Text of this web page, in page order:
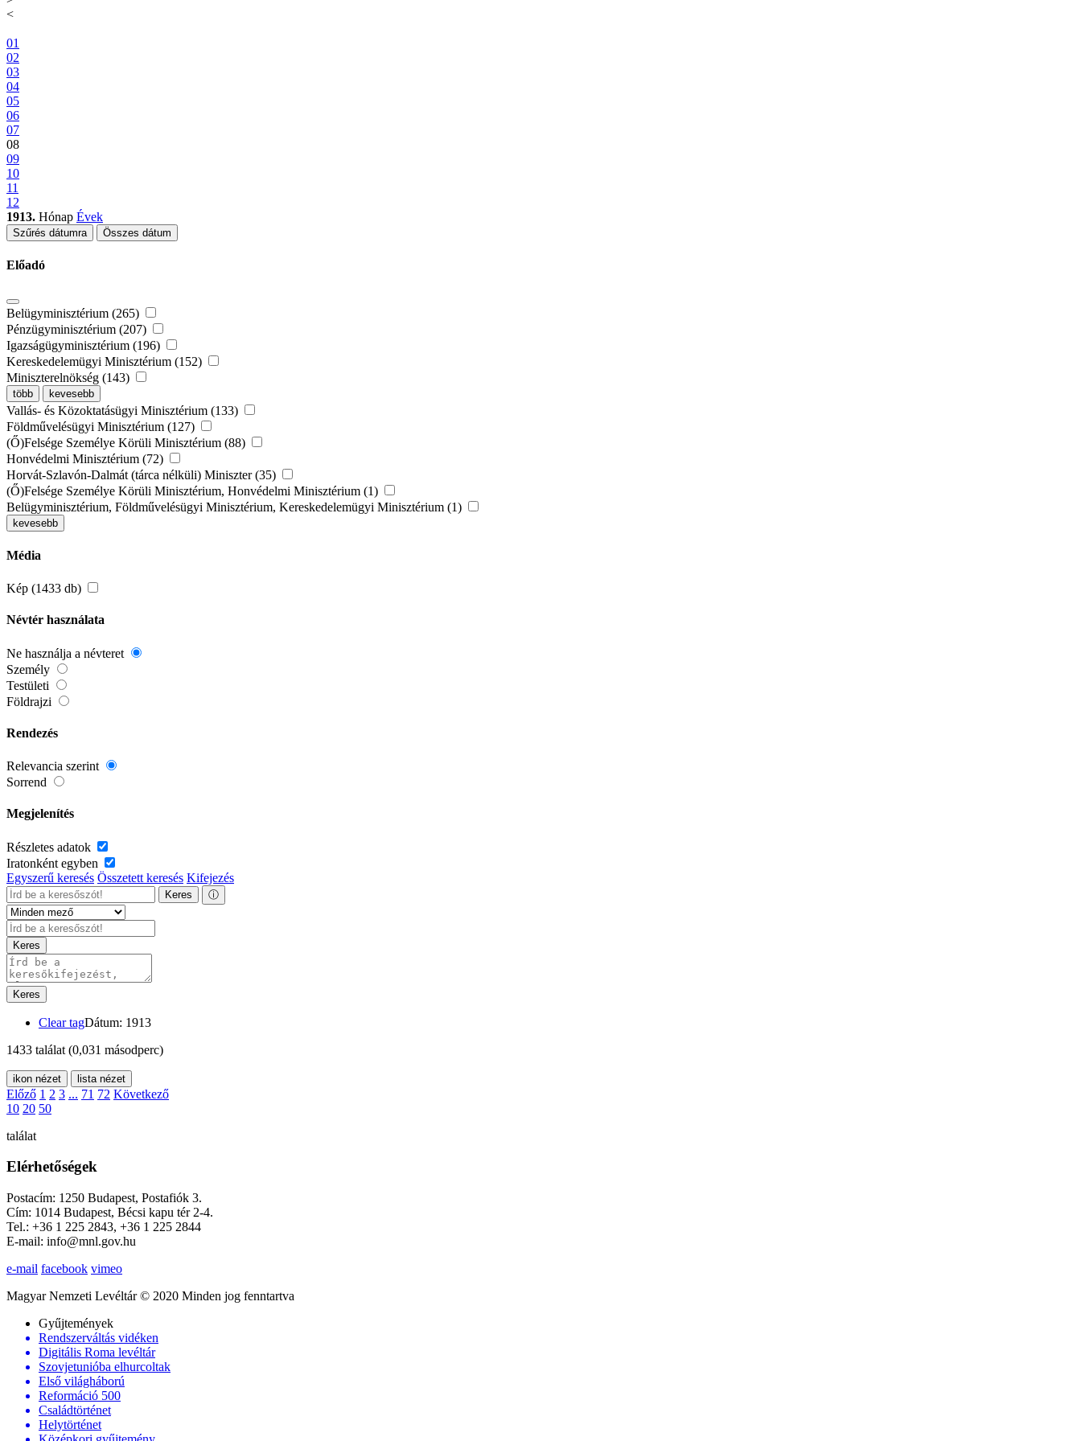
<
01
02
03
04
05
06
07
08
09
10
11
12
1913. Hónap Évek
Szűrés dátumra Összes dátum
Előadó
Belügyminisztérium (265)
Pénzügyminisztérium (207)
Igazságügyminisztérium (196)
Kereskedelemügyi Minisztérium (152)
Miniszterelnökség (143)
több kevesebb
Vallás- és Közoktatásügyi Minisztérium (133)
Földművelésügyi Minisztérium (127)
(Ő)Felsége Személye Körüli Minisztérium (88)
Honvédelmi Minisztérium (72)
Horvát-Szlavón-Dalmát (tárca nélküli) Miniszter (35)
(Ő)Felsége Személye Körüli Minisztérium, Honvédelmi Minisztérium (1)
Belügyminisztérium, Földművelésügyi Minisztérium, Kereskedelemügyi Minisztérium (1)
kevesebb
Média
Kép (1433 db)
Névtér használata
Ne használja a névteret
Személy
Testületi
Földrajzi
Rendezés
Relevancia szerint
Sorrend
Megjelenítés
Részletes adatok
Iratonként egyben
Egyszerű keresés Összetett keresés Kifejezés
Keres ⓘ
Keres
Keres
Clear tagDátum: 1913
1433 találat (0,031 másodperc)
ikon nézet lista nézet
Előző 1 2 3 ... 71 72 Következő
10 20 50
találat
Elérhetőségek
Postacím: 1250 Budapest, Postafiók 3.
Cím: 1014 Budapest, Bécsi kapu tér 2-4.
Tel.: +36 1 225 2843, +36 1 225 2844
E-mail: info@mnl.gov.hu
e-mail facebook vimeo
Magyar Nemzeti Levéltár © 2020 Minden jog fenntartva
Gyűjtemények
Rendszerváltás vidéken
Digitális Roma levéltár
Szovjetunióba elhurcoltak
Első világháború
Reformáció 500
Családtörténet
Helytörténet